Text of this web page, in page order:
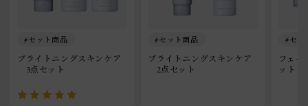
セット商品
ブライトニングスキンケア
3点セット
セット商品
ブライトニングスキンケア
2点セット
セッ
フェイ
ット